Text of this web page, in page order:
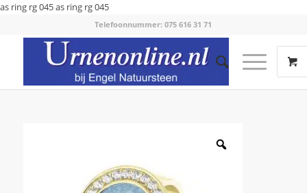
as ring rg 045as ring rg 045
Telefoonnummer: 075 616 31 71